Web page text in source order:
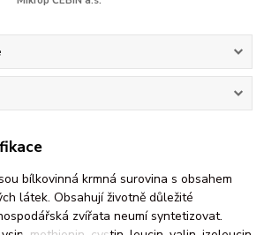
bílkovinná krmná surovina s obsahem
látek. Obsahují životně důležité
zvířata neumí syntetizovat.